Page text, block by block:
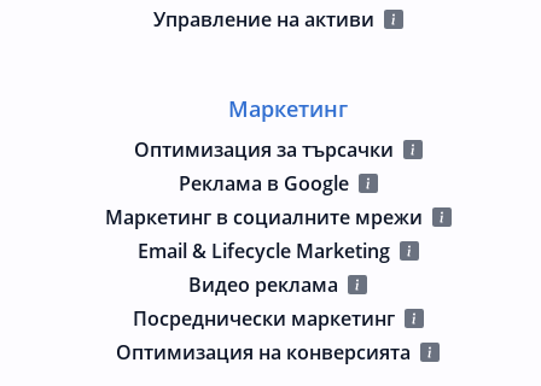
Управление на активи
Маркетинг
Оптимизация за търсачки
Реклама в Google
Маркетинг в социалните мрежи
Email & Lifecycle Marketing
Видео реклама
Посреднически маркетинг
Оптимизация на конверсията